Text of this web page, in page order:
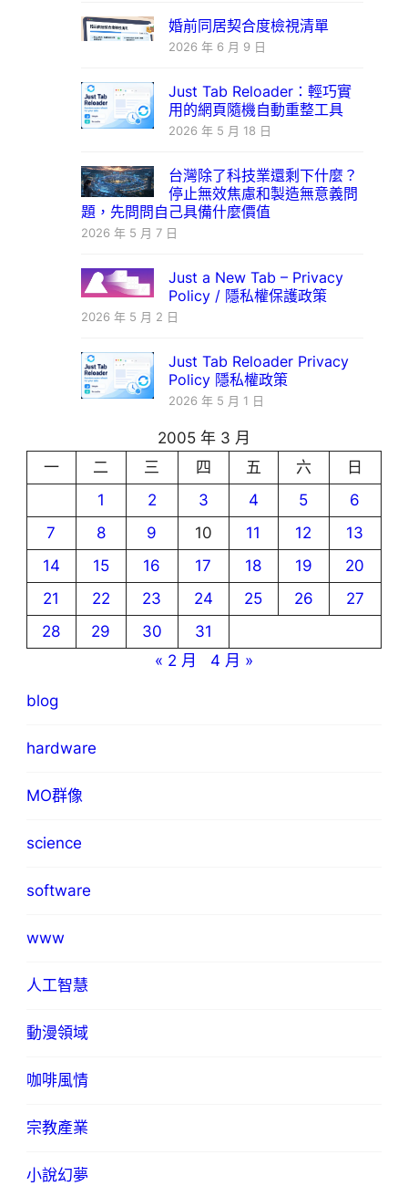
婚前同居契合度檢視清單
2026 年 6 月 9 日
Just Tab Reloader：輕巧實
用的網頁隨機自動重整工具
2026 年 5 月 18 日
台灣除了科技業還剩下什麼？
停止無效焦慮和製造無意義問
題，先問問自己具備什麼價值
2026 年 5 月 7 日
Just a New Tab – Privacy
Policy / 隱私權保護政策
2026 年 5 月 2 日
Just Tab Reloader Privacy
Policy 隱私權政策
2026 年 5 月 1 日
2005 年 3 月
一
二 三 四 五 六
日
1
2 3 4 5
6
7
8 9 10 11 12
13
14
15 16 17 18 19
20
21
22 23 24 25 26
27
28
29 30
31
« 2 月
4 月 »
blog
hardware
MO群像
science
software
www
人工智慧
動漫領域
咖啡風情
宗教產業
小說幻夢